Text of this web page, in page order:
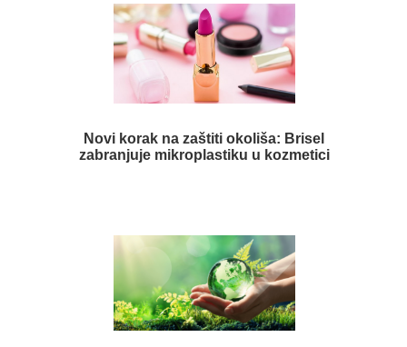
Novi korak na zaštiti okoliša: Brisel
zabranjuje mikroplastiku u kozmetici